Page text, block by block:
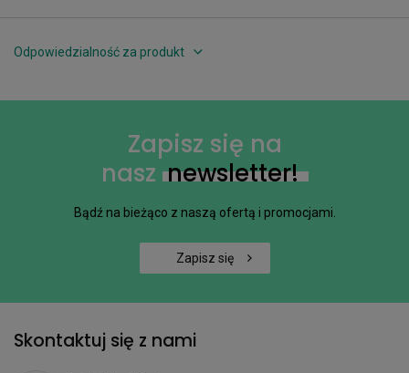
Odpowiedzialność za produkt
Zapisz się na
nasz newsletter!
Bądź na bieżąco z naszą ofertą i promocjami.
Zapisz się
Skontaktuj się z nami